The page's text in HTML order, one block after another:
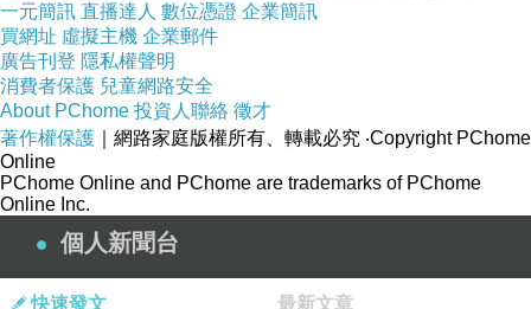
一元簡訊 直播達人 數位憑證 企業簡訊
買網址 虛擬主機 企業郵件
廣告刊登 隱私權聲明
消費者保護 兒童網路安全
About PChome 投資人聯絡 徵才
著作權保護 ｜網路家庭版權所有、轉載必究 ‧Copyright PChome
Online
PChome Online and PChome are trademarks of PChome
Online Inc.
個人新聞台
快速發文 最新文章